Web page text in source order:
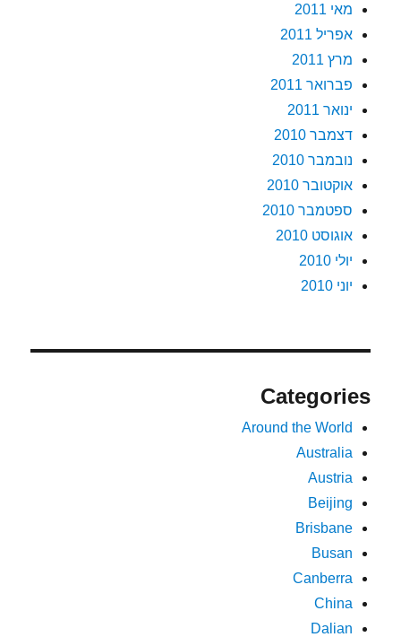
מאי 2011
אפריל 2011
מרץ 2011
פברואר 2011
ינואר 2011
דצמבר 2010
נובמבר 2010
אוקטובר 2010
ספטמבר 2010
אוגוסט 2010
יולי 2010
יוני 2010
Categories
Around the World
Australia
Austria
Beijing
Brisbane
Busan
Canberra
China
Dalian